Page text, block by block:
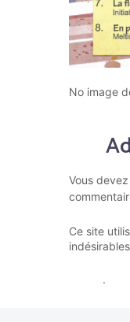
No image
Vous devez
Ce site
.